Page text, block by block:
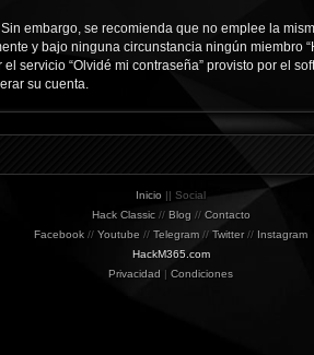
embargo, se recomienda que no emplee la
y bajo ninguna circunstancia ningún miembro
servicio “Olvidé mi contraseña” provisto por el
su cuenta.
Inicio || Social
Hack Classic// Blog // Contacto
Facebook // Youtube // Telegram // Twitter// Instagram
HackM365.com
Privacidad | Condiciones